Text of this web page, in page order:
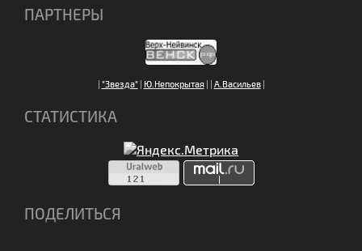
ПАРТНЕРЫ
| "Звезда"| Ю.Непокрытая| | А.Васильев|
СТАТИСТИКА
ПОДЕЛИТЬСЯ